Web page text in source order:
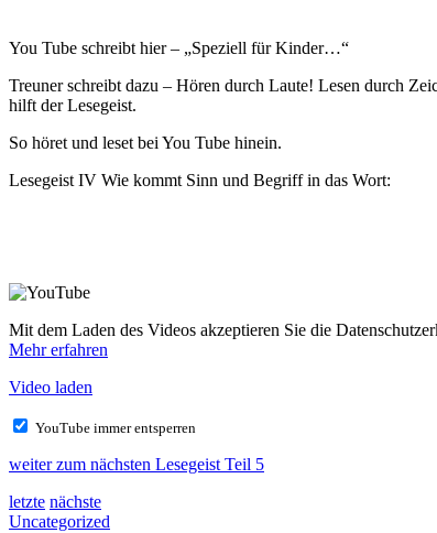
You Tube schreibt hier – „Speziell für Kinder…“
Treuner schreibt dazu – Hören durch Laute! Lesen durch
hilft der Lesegeist.
So höret und leset bei You Tube hinein.
Lesegeist IV Wie kommt Sinn und Begriff in das Wort:
Mit dem Laden des Videos akzeptieren Sie die
Mehr erfahren
Video laden
YouTube immer entsperren
weiter zum nächsten Lesegeist Teil 5
letzte nächste
Uncategorized